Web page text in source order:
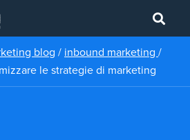
blog / inbound marketing /
le strategie di marketing